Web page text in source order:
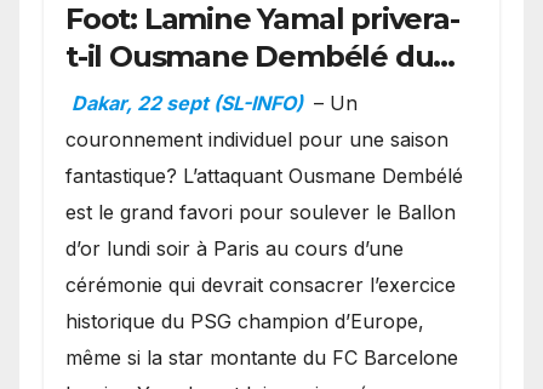
Foot: Lamine Yamal privera-
t-il Ousmane Dembélé du
Ballon d’or ?
Dakar, 22 sept (SL-INFO) – Un
couronnement individuel pour une saison
fantastique? L’attaquant Ousmane Dembélé
est le grand favori pour soulever le Ballon
d’or lundi soir à Paris au cours d’une
cérémonie qui devrait consacrer l’exercice
historique du PSG champion d’Europe,
même si la star montante du FC Barcelone